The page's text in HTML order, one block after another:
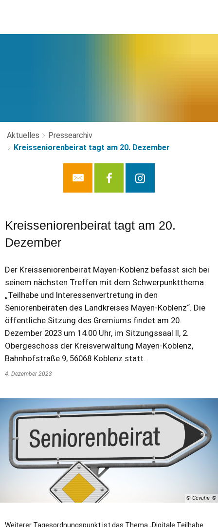
Aktuelles
Pressearchiv
Kreisseniorenbeirat tagt am 20. Dezember
Kreisseniorenbeirat tagt am 20.
Dezember
Der Kreisseniorenbeirat Mayen-Koblenz befasst sich bei
seinem nächsten Treffen mit dem Schwerpunktthema
„Teilhabe und Interessenvertretung in den
Seniorenbeiräten des Landkreises Mayen-Koblenz“. Die
öffentliche Sitzung des Gremiums findet am 20.
Dezember 2023 um 14.00 Uhr, im Sitzungssaal II, 2.
Obergeschoss der Kreisverwaltung Mayen-Koblenz,
Bahnhofstraße 9, 56068 Koblenz statt.
4. Dezember 2023
© Cevahir
Weiterer Tagesordnungspunkt ist das Thema „Digitale Teilhabe